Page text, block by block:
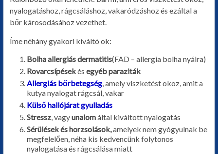
nyalogatáshoz, rágcsáláshoz, vakaródzáshoz és ezáltal a
bőr károsodásához vezethet.
Íme néhány gyakori kiváltó ok:
Bolha allergiás dermatitis(FAD – allergia bolha nyálra)
Rovarcsípésekés egyéb paraziták
Allergiás bőrbetegség, amely viszketést okoz, amit a
kutya nyalogat rágcsál, vakar
Külső hallójárat gyulladás
Stressz, vagyunalomáltal kiváltott nyalogatás
Sérülések és horzsolások,amelyek nem gyógyulnak be
megfelelően, néha kis kedvencünk folytonos
nyalogatása és rágcsálása miatt